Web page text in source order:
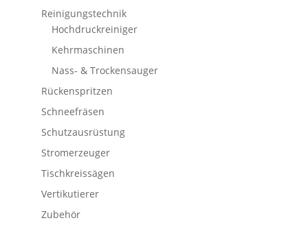
Reinigungstechnik
Hochdruckreiniger
Kehrmaschinen
Nass- & Trockensauger
Rückenspritzen
Schneefräsen
Schutzausrüstung
Stromerzeuger
Tischkreissägen
Vertikutierer
Zubehör